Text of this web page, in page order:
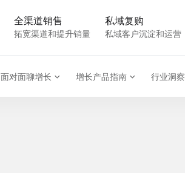
全渠道销售
拓宽渠道和提升销量
私域复购
私域客户沉淀和运营
面对面聊增长 增长产品指南 行业洞察